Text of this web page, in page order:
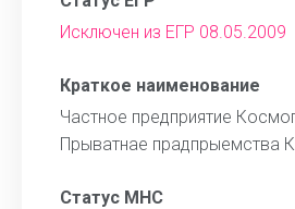
Исключен из ЕГР 08.05.2009
Краткое наименование
Частное предприятие
Прыватнае прадпрыемства
Статус МНС